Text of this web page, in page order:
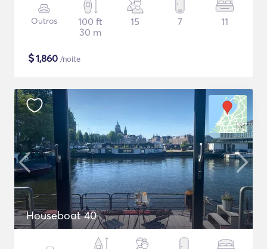
Outros
100 ft
30 m
15 7 11
$1,860 /noite
Houseboat 40